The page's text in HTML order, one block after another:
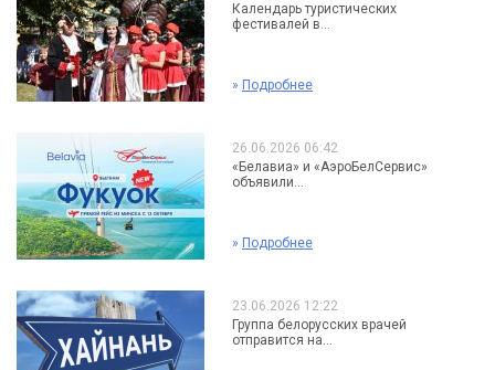
Календарь туристических
фестивалей в...
» Подробнее
26.06.2026 06:42
«Белавиа» и «АэроБелСервис»
объявили...
» Подробнее
23.06.2026 12:22
Группа белорусских врачей
отправится на...